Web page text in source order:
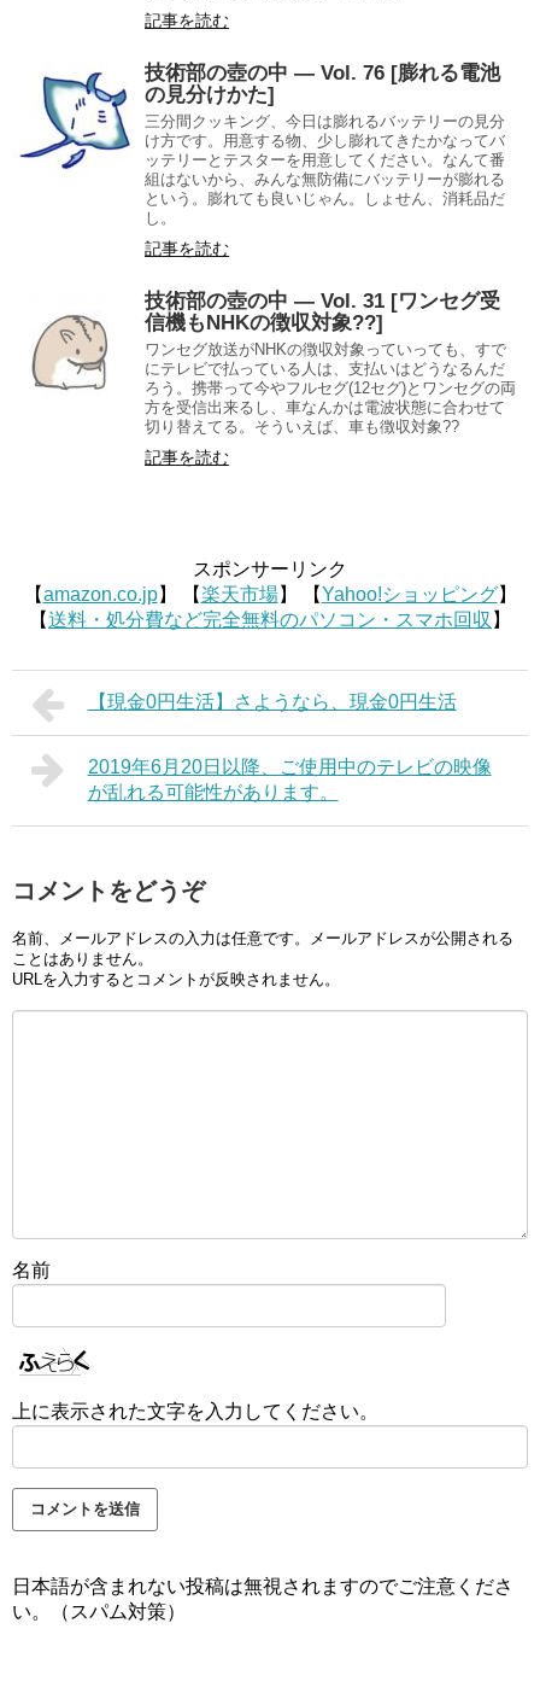
記事を読む
技術部の壺の中 — Vol. 76 [膨れる電池
の見分けかた]
三分間クッキング、今日は膨れるバッテリーの見分
け方です。用意する物、少し膨れてきたかなってバ
ッテリーとテスターを用意してください。なんて番
組はないから、みんな無防備にバッテリーが膨れる
という。膨れても良いじゃん。しょせん、消耗品だ
し。
記事を読む
技術部の壺の中 — Vol. 31 [ワンセグ受
信機もNHKの徴収対象??]
ワンセグ放送がNHKの徴収対象っていっても、すで
にテレビで払っている人は、支払いはどうなるんだ
ろう。携帯って今やフルセグ(12セグ)とワンセグの両
方を受信出来るし、車なんかは電波状態に合わせて
切り替えてる。そういえば、車も徴収対象??
記事を読む
スポンサーリンク
【amazon.co.jp】 【楽天市場】 【Yahoo!ショッピング】
【送料・処分費など完全無料のパソコン・スマホ回収 】
【現金0円生活】さようなら、現金0円生活
2019年6月20日以降、ご使用中のテレビの映像
が乱れる可能性があります。
コメントをどうぞ
名前、メールアドレスの入力は任意です。メールアドレスが公開される
ことはありません。
URLを入力するとコメントが反映されません。
名前
上に表示された文字を入力してください。
日本語が含まれない投稿は無視されますのでご注意くださ
い。（スパム対策）